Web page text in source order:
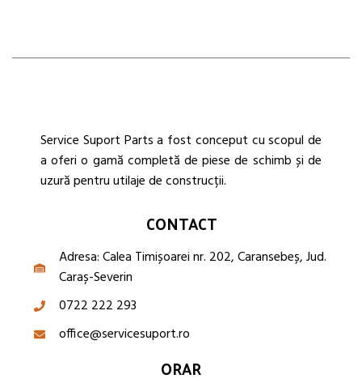
Service Suport Parts a fost conceput cu scopul de
a oferi o gamă completă de piese de schimb și de
uzură pentru utilaje de construcții.
CONTACT
Adresa: Calea Timișoarei nr. 202, Caransebeș, Jud.
Caraș-Severin
0722 222 293
office@servicesuport.ro
ORAR